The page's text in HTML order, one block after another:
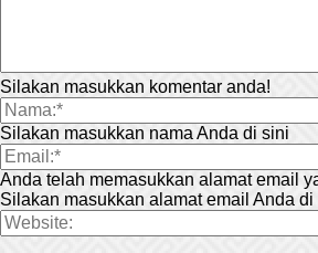
Silakan masukkan komentar anda!
Silakan masukkan nama Anda di sini
Anda telah memasukkan alamat email
Silakan masukkan alamat email Anda di